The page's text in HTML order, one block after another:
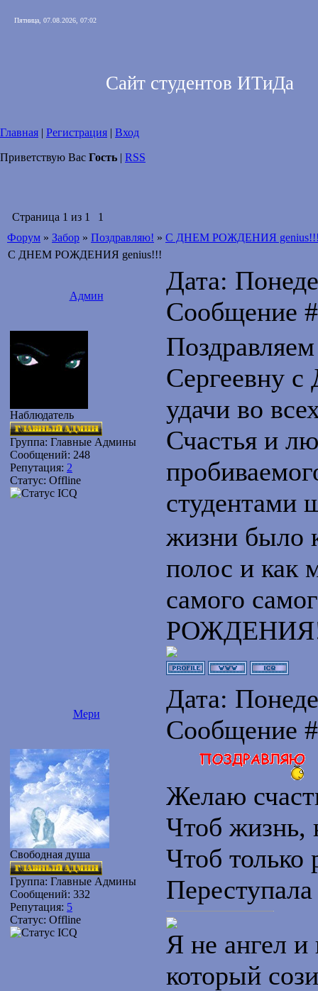
Пятница, 07.08.2026, 07:02
Сайт студентов ИТиДа
Главная | Регистрация | Вход
Приветствую Вас Гость | RSS
Страница 1 из 1
1
Форум » Забор » Поздравляю! » С ДНЕМ РОЖДЕНИЯ
С ДНЕМ РОЖДЕНИЯ genius!!!
Админ
Дата:
Сообщение
Наблюдатель
Группа: Главные Админы
Сообщений: 248
Репутация: 2
Статус: Offline
Сергеевну
удачи во
Счастья и
студентами
жизни было
полос и как
самого
Мери
Дата:
Сообщение
Свободная душа
Группа: Главные Админы
Сообщений: 332
Репутация: 5
Статус: Offline
Желаю
Чтоб жизнь,
Чтоб только
Я не ангел и
который